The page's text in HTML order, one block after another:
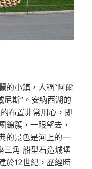
的小鎮，人稱“阿爾
尼斯”。安納西湖的
布置非常用心，即
錦簇，一眼望去，
的景色是河上的一
角 船型石造城堡
於12世紀，歷經時